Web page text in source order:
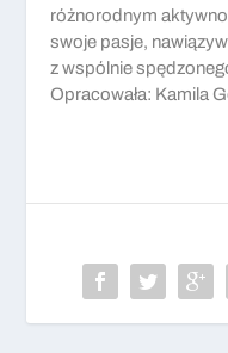
różnorodnym
swoje pasje,
z wspólnie
Opracowała: Kamila